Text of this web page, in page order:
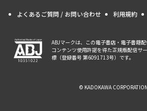
よくあるご質問 / お問い合わせ 利用規約
ABJマークは、この電子書店・電子書籍
コンテンツ使用許諾を得た正規版配信サ
標（登録番号 第6091713号）です。
© KADOKAWA CORPORATION